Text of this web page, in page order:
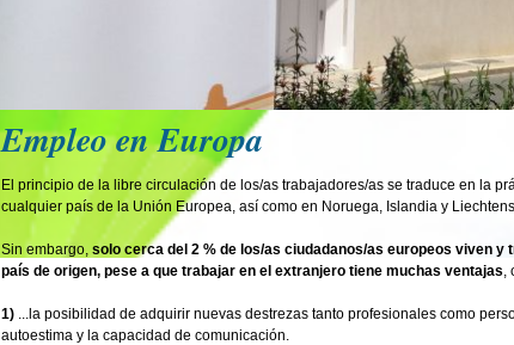
Empleo en Europa
El principio de la libre circulación de los/as trabajadores/as se traduce en la
cualquier país de la Unión Europea, así como en Noruega, Islandia y
Sin embargo, solo cerca del 2 % de los/as ciudadanos/as europeos viven y
país de origen, pese a que trabajar en el extranjero tiene muchas ventajas,
1) ...la posibilidad de adquirir nuevas destrezas tanto profesionales como
autoestima y la capacidad de comunicación.